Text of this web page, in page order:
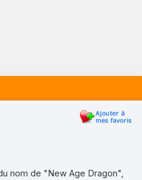
nom de "New Age Dragon",